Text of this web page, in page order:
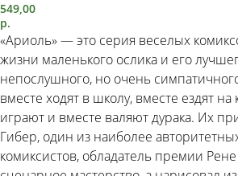
549,00
р.
«Ариоль» — это серия веселых
жизни маленького ослика и его
непослушного, но очень
вместе ходят в школу, вместе ездят на
играют и вместе валяют дурака. Их
Гибер, один из наиболее
комиксистов, обладатель премии